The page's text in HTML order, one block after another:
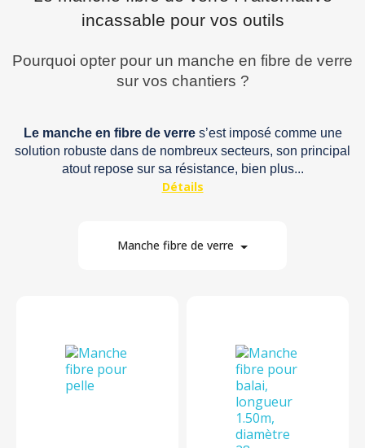
incassable pour vos outils
Pourquoi opter pour un manche en fibre de verre
sur vos chantiers ?
Le manche en fibre de verres’est imposé comme une
solution robuste dans de nombreux secteurs, son principal
atout repose sur sa résistance, bien plus...
Par prix
Manche fibre de verre